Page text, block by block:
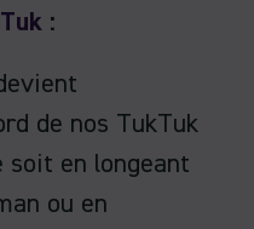
:
de nos TukTuk
soit en longeant
ou en